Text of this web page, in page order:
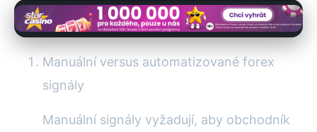
Manuální versus automatizované forex
signály
Manuální signály vyžadují, aby obchodník